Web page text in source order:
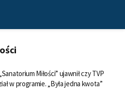
Miłości” ujawnił czy TVP
w programie. „Była jedna kwota”